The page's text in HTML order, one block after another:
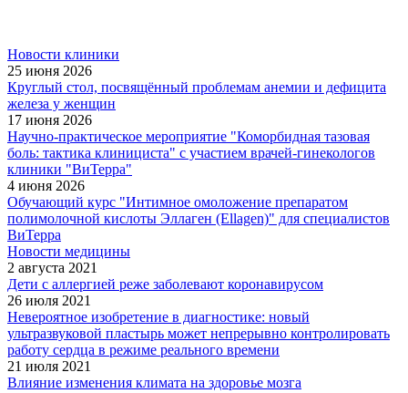
Новости клиники
25 июня 2026
Круглый стол, посвящённый проблемам анемии и дефицита
железа у женщин
17 июня 2026
Научно-практическое мероприятие "Коморбидная тазовая
боль: тактика клинициста" с участием врачей-гинекологов
клиники "ВиТерра"
4 июня 2026
Обучающий курс "Интимное омоложение препаратом
полимолочной кислоты Эллаген (Ellagen)" для специалистов
ВиТерра
Новости медицины
2 августа 2021
Дети с аллергией реже заболевают коронавирусом
26 июля 2021
Невероятное изобретение в диагностике: новый
ультразвуковой пластырь может непрерывно контролировать
работу сердца в режиме реального времени
21 июля 2021
Влияние изменения климата на здоровье мозга